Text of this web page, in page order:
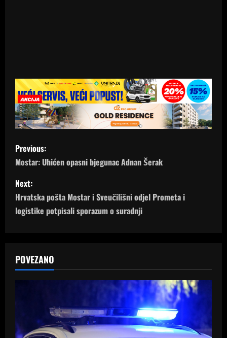
P
o
s
t
a
v
Previous:
Mostar: Uhićen opasni bjegunac Adnan Šerak
Next:
Hrvatska pošta Mostar i Sveučilišni odjel Prometa i
logistike potpisali sporazum o suradnji
POVEZANO